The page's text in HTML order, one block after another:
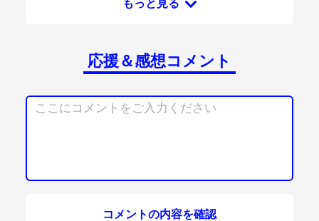
もっと見る
応援＆感想コメント
コメントの内容を確認